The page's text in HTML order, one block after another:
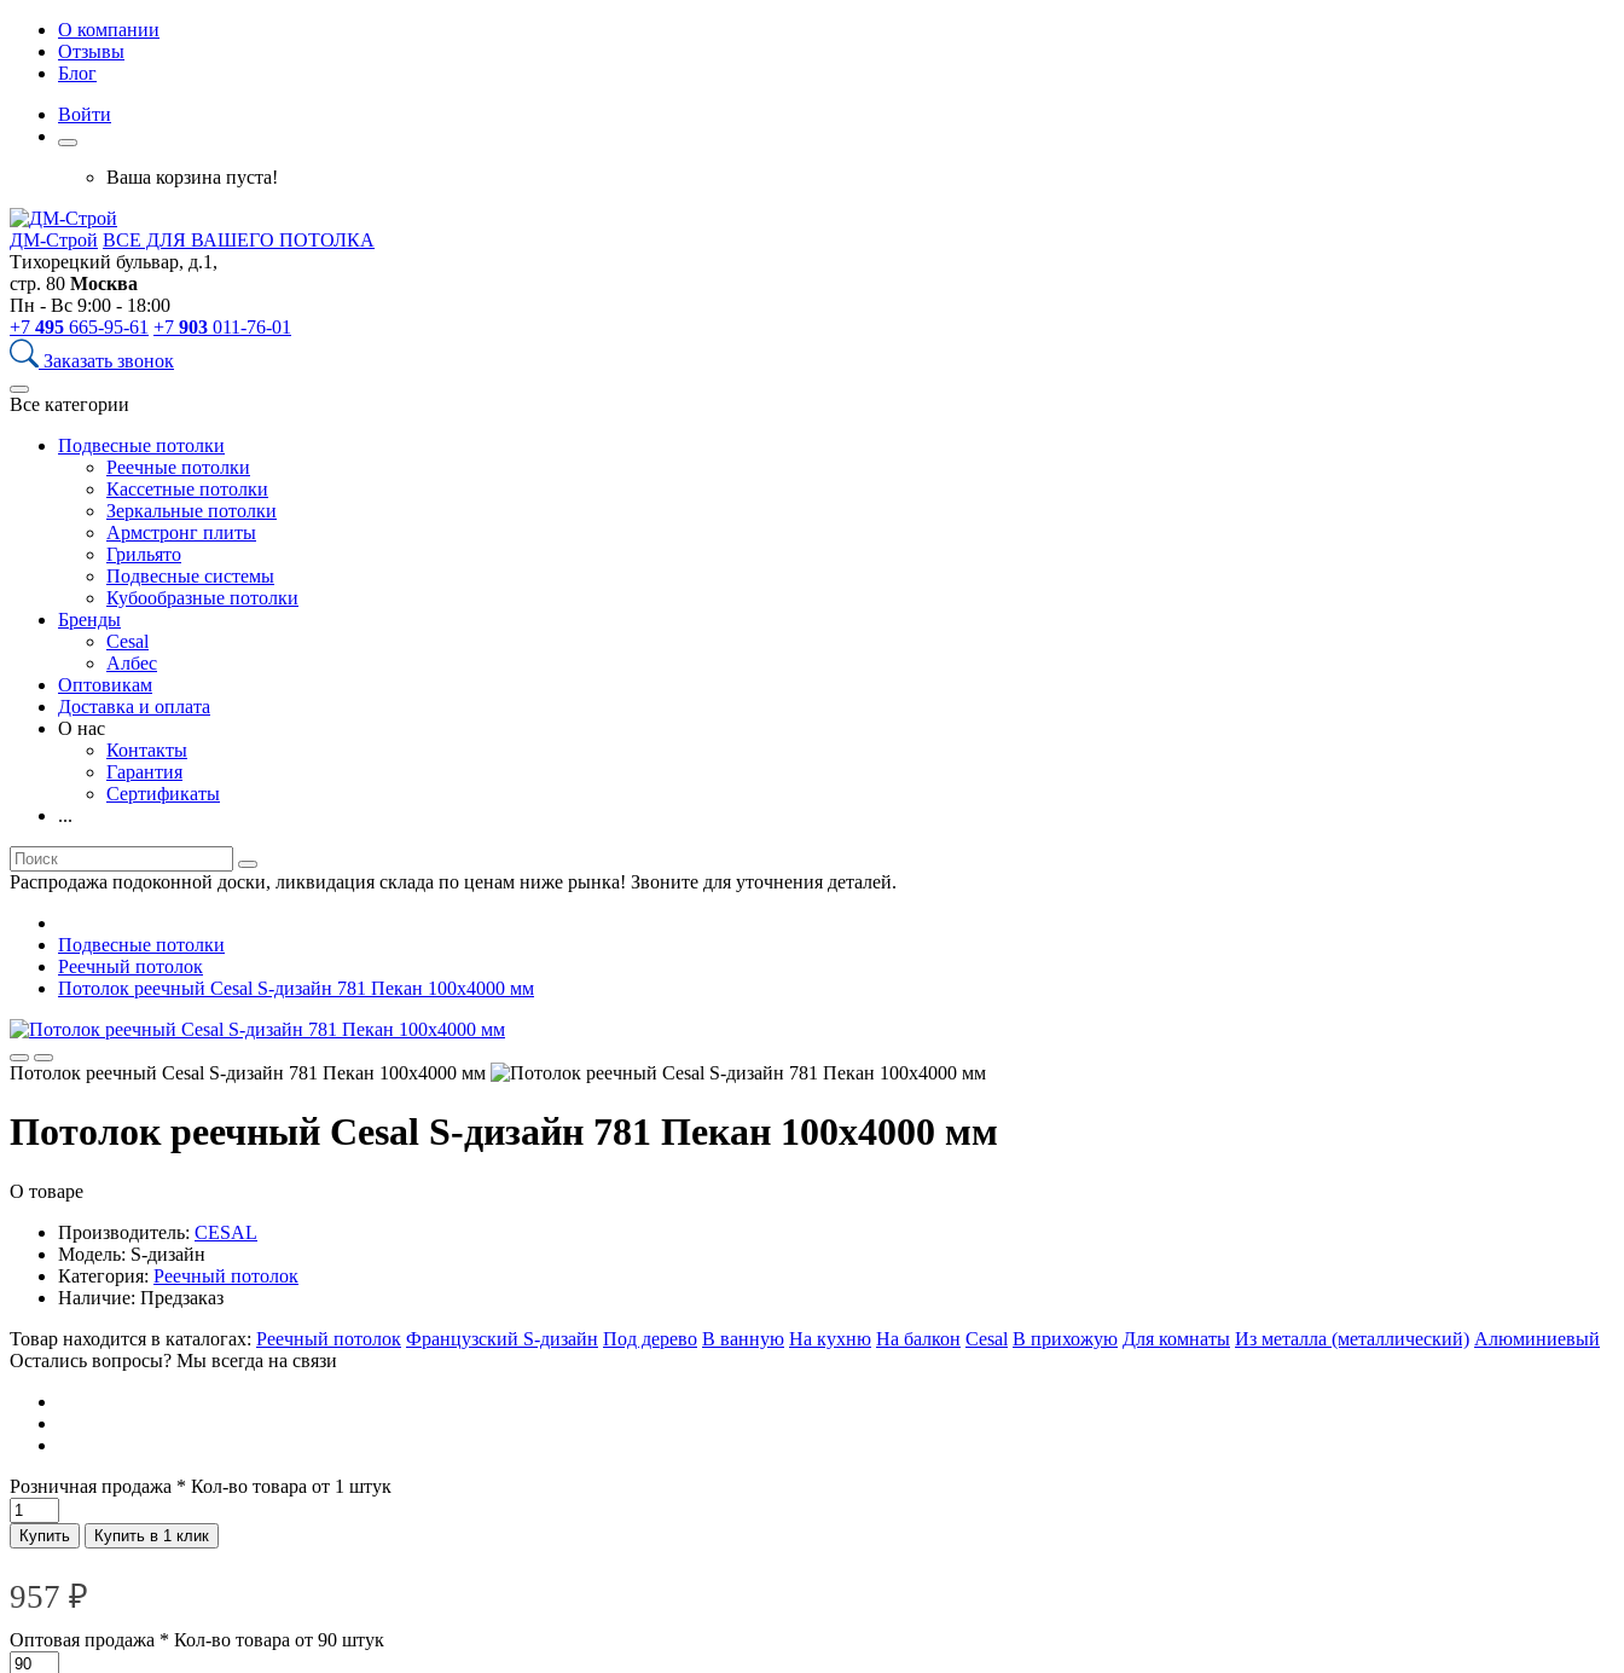
О компании
Отзывы
Блог
Войти
Ваша корзина пуста!
ДМ-Строй ВСЕ ДЛЯ ВАШЕГО ПОТОЛКА
Тихорецкий бульвар, д.1,
стр. 80 Москва
Пн - Вс 9:00 - 18:00
+7 495 665-95-61 +7 903 011-76-01
Заказать звонок
Все категории
Подвесные потолки
Реечные потолки
Кассетные потолки
Зеркальные потолки
Армстронг плиты
Грильято
Подвесные системы
Кубообразные потолки
Бренды
Cesal
Албес
Оптовикам
Доставка и оплата
О нас
Контакты
Гарантия
Сертификаты
...
Распродажа подоконной доски, ликвидация склада по ценам ниже рынка! Звоните для уточнения деталей.
Подвесные потолки
Реечный потолок
Потолок реечный Cesal S-дизайн 781 Пекан 100х4000 мм
Потолок реечный Cesal S-дизайн 781 Пекан 100х4000 мм
Потолок реечный Cesal S-дизайн 781 Пекан 100х4000 мм
О товаре
Производитель: CESAL
Модель: S-дизайн
Категория: Реечный потолок
Наличие: Предзаказ
Товар находится в каталогах: Реечный потолок Французский S-дизайн Под дерево В ванную На кухню На балкон Cesal В прихожую Для комнаты Из металла (металлический) Алюминиевый
Остались вопросы? Мы всегда на связи
Розничная продажа * Кол-во товара от 1 штук
Купить Купить в 1 клик
957 ₽
Оптовая продажа * Кол-во товара от 90 штук